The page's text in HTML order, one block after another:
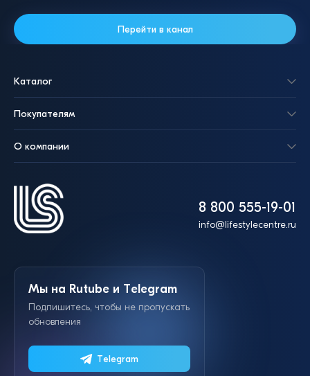
Перейти в канал
8 800 555-19-01
info@lifestylecentre.ru
Каталог
Покупателям
О компании
Мы на Rutube и Telegram
Подпишитесь, чтобы не пропускать
обновления
Telegram